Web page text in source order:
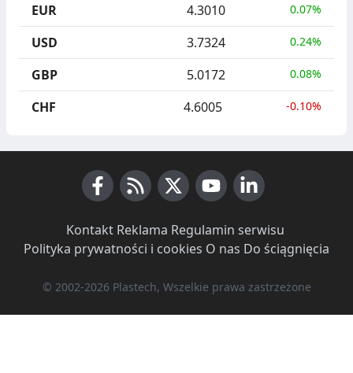
EUR
4.3010 0.07%
USD 3.7324 0.24%
GBP 5.0172 0.08%
CHF 4.6005 -0.10%
Kontakt· Reklama Regulamin serwisu
Polityka prywatności i cookies O nas Do ściągnięcia
© 2002-2026 Plastech, Wszelkie prawa zastrzeżone